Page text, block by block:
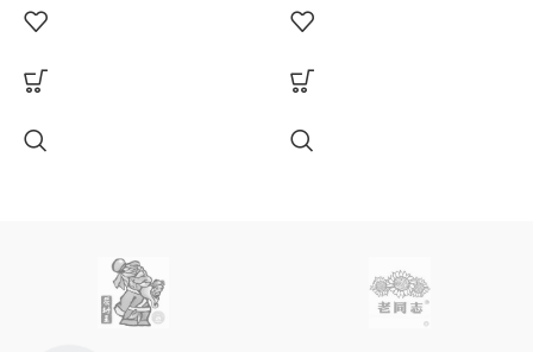
бамбуковой
нотами фруктов.
Аромат:
Вес:80 г.